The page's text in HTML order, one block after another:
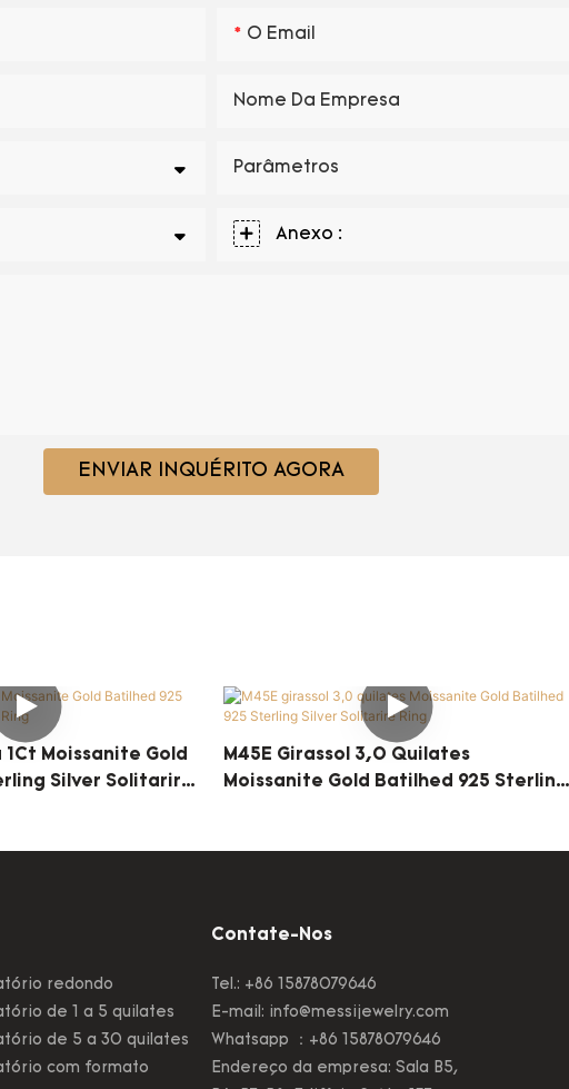
O Email
Nome Da Empresa
Parâmetros
Anexo :
ENVIAR INQUÉRITO AGORA
1Ct Moissanite Gold
Silver Solitarire
M45E Girassol 3,0 Quilates
Moissanite Gold Batilhed 925 Sterling
redondo
de 1 a 5 quilates
de 5 a 30 quilates
com formato
Contate-Nos
Tel.: +86 15878079646
E-mail: info@messijewelry.com
Whatsapp ：+86 15878079646
Endereço da empresa: Sala B5,